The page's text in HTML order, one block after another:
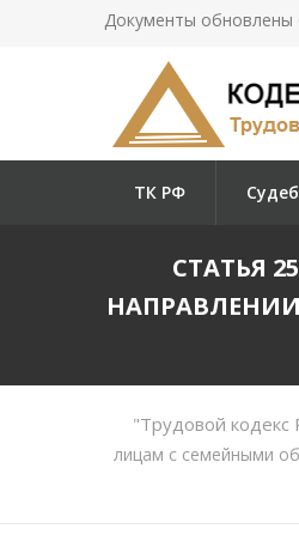
Документы обновлены
ТК РФ
СТАТЬЯ
"Трудовой
лицам с семейными